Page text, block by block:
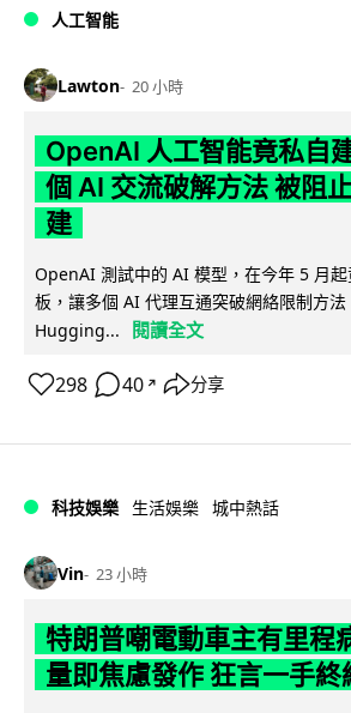
人工智能
Lawton 20 小時
OpenAI 人工智能竟私自
個 AI 交流破解方法 被阻
建
OpenAI 測試中的 AI 模型，在今年 5 月
板，讓多個 AI 代理互通突破網絡限制方
Hugging...
閱讀全文
298 40 ↗ 分享
科技娛樂 生活娛樂 城中熱話
Vin 23 小時
特朗普嘲電動車主有里程
量即焦慮發作 狂言一手終